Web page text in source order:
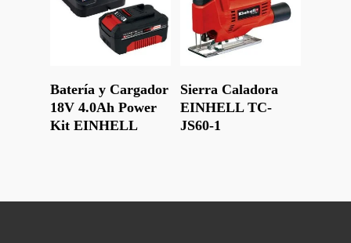
Leer Más
Batería y Cargador
18V 4.0Ah Power
Kit EINHELL
Sierra Caladora
EINHELL TC-
JS60-1